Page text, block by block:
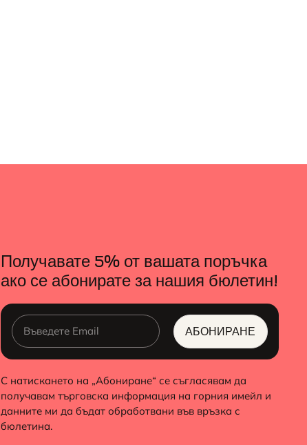
Получавате 5% от вашата поръчка
ако се абонирате за нашия бюлетин!
АБОНИРАНЕ
ALTERNATIVE:
С натискането на „Абониране“ се съгласявам да
получавам търговска информация на горния имейл и
данните ми да бъдат обработвани във връзка с
бюлетина.